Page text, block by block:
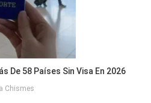
De 58 Países Sin Visa En 2026
Chismes